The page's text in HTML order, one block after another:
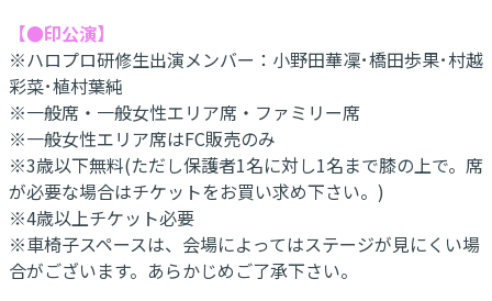
【●印公演】
※ハロプロ研修生出演メンバー：小野田華凜･橋田歩果･村越
彩菜･植村葉純
※一般席・一般女性エリア席・ファミリー席
※一般女性エリア席はFC販売のみ
※3歳以下無料(ただし保護者1名に対し1名まで膝の上で。席
が必要な場合はチケットをお買い求め下さい。)
※4歳以上チケット必要
※車椅子スペースは、会場によってはステージが見にくい場
合がございます。あらかじめご了承下さい。